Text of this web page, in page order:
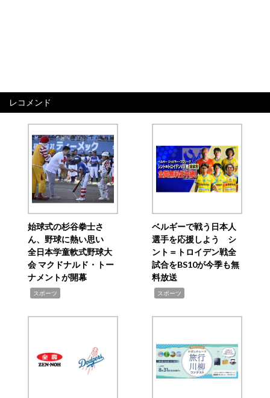
レコメンド
始球式の杉谷拳士さ
ん、野球に熱い思い
全日本学童軟式野球大
会 マクドナルド・トー
ナメントが開幕
スポーツ
ベルギーで戦う日本人
選手を応援しよう シ
ント＝トロイデン戦全
試合をBS10が今季も無
料放送
スポーツ